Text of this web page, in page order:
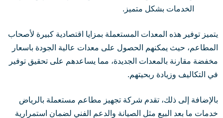
الخدمات بشكل متميز.
يتميز توفير هذه المعدات المستعملة بمزايا اقتصادية كبيرة لأصحاب
المطاعم، حيث يمكنهم الحصول على معدات عالية الجودة باسعار
مخفضة مقارنة بالمعدات الجديدة، مما يساعدهم على تحقيق توفير
في التكاليف وزيادة ربحيتهم.
بالإضافة إلى ذلك، تقدم شركة تجهيز مطاعم مستعملة بالرياض
خدمات ما بعد البيع مثل الصيانة والدعم الفني لضمان استمرارية